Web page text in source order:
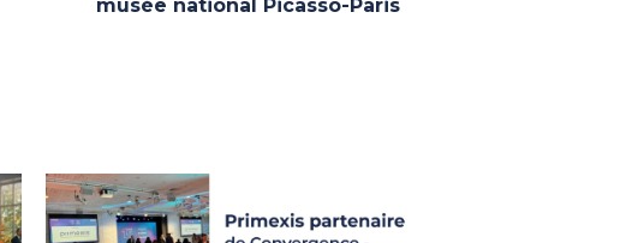
musée national Picasso-Paris